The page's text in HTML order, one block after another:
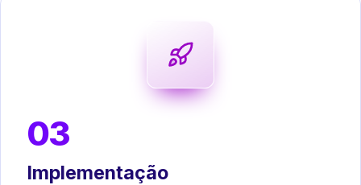
03
Implementação